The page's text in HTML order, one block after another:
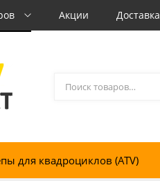
Акции Доставка
для квадроциклов (ATV)